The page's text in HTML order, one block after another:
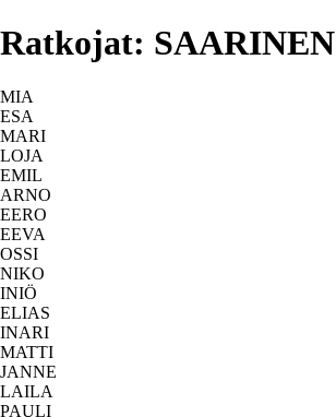
Ratkojat: SAARINEN
MIA
ESA
MARI
LOJA
EMIL
ARNO
EERO
EEVA
OSSI
NIKO
INIÖ
ELIAS
INARI
MATTI
JANNE
LAILA
PAULI